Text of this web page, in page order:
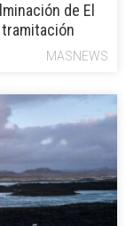
de El
MASNEWS